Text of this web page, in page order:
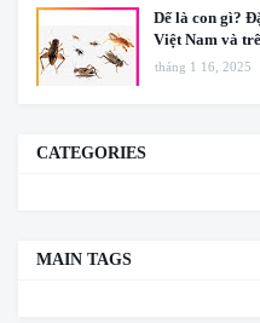
Dế là con gì?
Việt Nam và
tháng 1 16, 2025
CATEGORIES
MAIN TAGS